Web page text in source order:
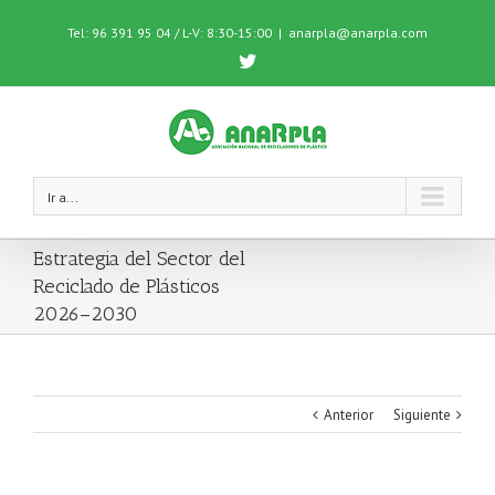
Tel: 96 391 95 04 / L-V: 8:30-15:00 | anarpla@anarpla.com
Twitter
Ir a...
Estrategia del Sector del
Reciclado de Plásticos
2026–2030
Anterior Siguiente